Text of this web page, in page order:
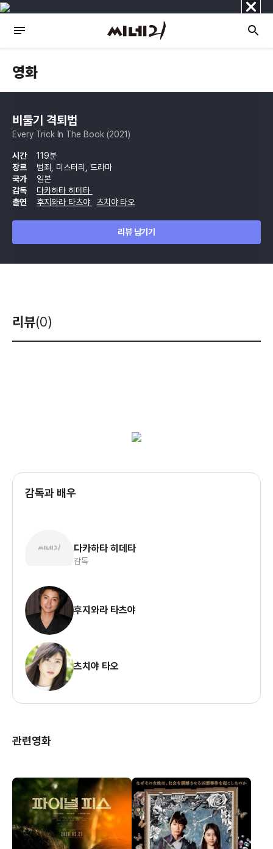
닫
기
영화
비둘기 격퇴법
Every Trick In The Book (2021)
시간
119분
장르
범죄, 미스터리, 드라마
국가
일본
감독
다카하타 히데타
출연
후지와라 타츠야 츠치야 타오
리뷰 남기기
리뷰(0)
감독과 배우
다카하타 히데타
감독
후지와라 타츠야
츠치야 타오
관련영화